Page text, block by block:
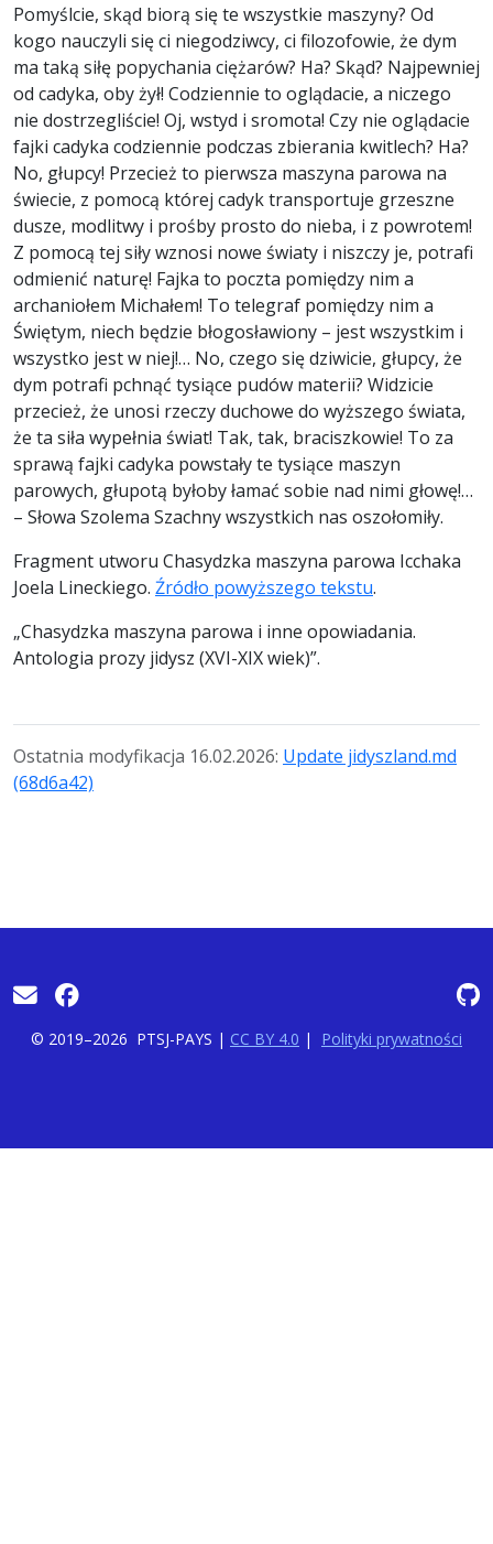
Pomyślcie, skąd biorą się te wszystkie maszyny? Od
kogo nauczyli się ci niegodziwcy, ci filozofowie, że dym
ma taką siłę popychania ciężarów? Ha? Skąd? Najpewniej
od cadyka, oby żył! Codziennie to oglądacie, a niczego
nie dostrzegliście! Oj, wstyd i sromota! Czy nie oglądacie
fajki cadyka codziennie podczas zbierania kwitlech? Ha?
No, głupcy! Przecież to pierwsza maszyna parowa na
świecie, z pomocą której cadyk transportuje grzeszne
dusze, modlitwy i prośby prosto do nieba, i z powrotem!
Z pomocą tej siły wznosi nowe światy i niszczy je, potrafi
odmienić naturę! Fajka to poczta pomiędzy nim a
archaniołem Michałem! To telegraf pomiędzy nim a
Świętym, niech będzie błogosławiony – jest wszystkim i
wszystko jest w niej!… No, czego się dziwicie, głupcy, że
dym potrafi pchnąć tysiące pudów materii? Widzicie
przecież, że unosi rzeczy duchowe do wyższego świata,
że ta siła wypełnia świat! Tak, tak, braciszkowie! To za
sprawą fajki cadyka powstały te tysiące maszyn
parowych, głupotą byłoby łamać sobie nad nimi głowę!…
– Słowa Szolema Szachny wszystkich nas oszołomiły.
Fragment utworu Chasydzka maszyna parowa Icchaka
Joela Lineckiego. Źródło powyższego tekstu.
„Chasydzka maszyna parowa i inne opowiadania.
Antologia prozy jidysz (XVI-XIX wiek)”.
Ostatnia modyfikacja 16.02.2026: Update jidyszland.md
(68d6a42)
© 2019–2026 PTSJ-PAYS | CC BY 4.0 | Polityki prywatności